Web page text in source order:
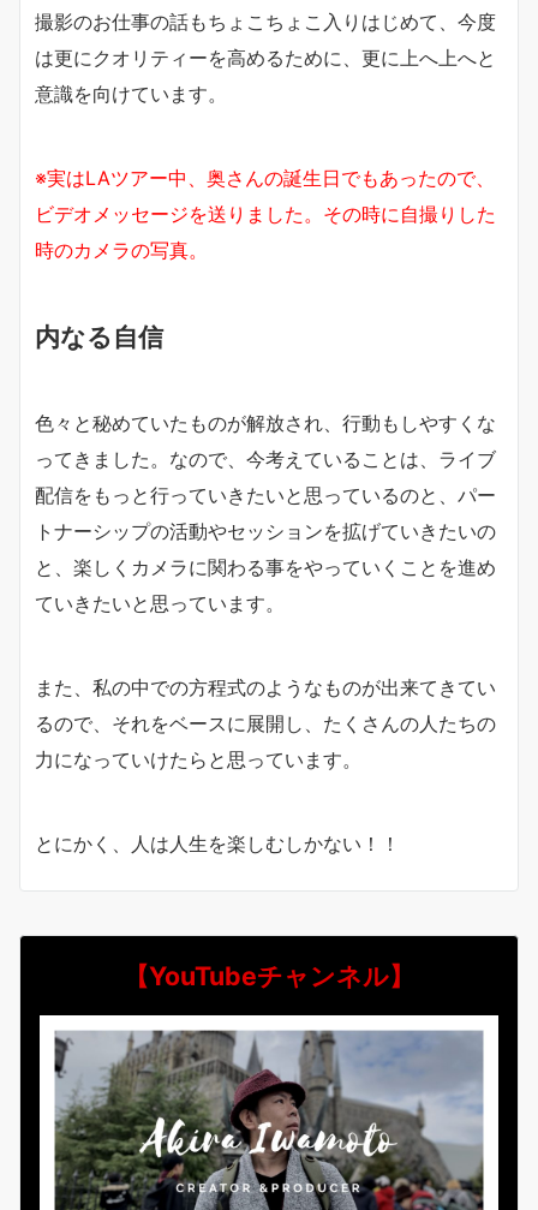
撮影のお仕事の話もちょこちょこ入りはじめて、今度
は更にクオリティーを高めるために、更に上へ上へと
意識を向けています。
※実はLAツアー中、奥さんの誕生日でもあったので、
ビデオメッセージを送りました。その時に自撮りした
時のカメラの写真。
内なる自信
色々と秘めていたものが解放され、行動もしやすくな
ってきました。なので、今考えていることは、ライブ
配信をもっと行っていきたいと思っているのと、パー
トナーシップの活動やセッションを拡げていきたいの
と、楽しくカメラに関わる事をやっていくことを進め
ていきたいと思っています。
また、私の中での方程式のようなものが出来てきてい
るので、それをベースに展開し、たくさんの人たちの
力になっていけたらと思っています。
とにかく、人は人生を楽しむしかない！！
【YouTubeチャンネル】